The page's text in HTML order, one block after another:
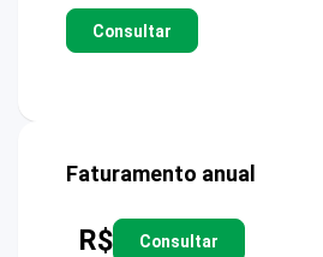
Consultar
Faturamento anual
R$ Consultar